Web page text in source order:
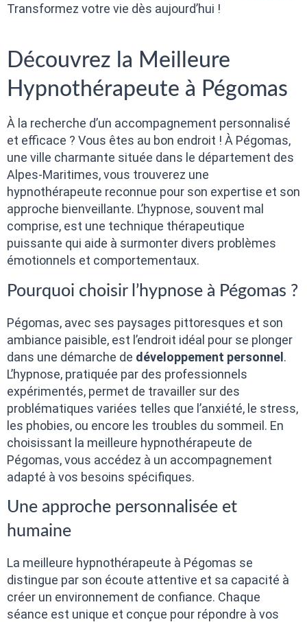
Transformez votre vie dès aujourd’hui !
Découvrez la Meilleure
Hypnothérapeute à Pégomas
À la recherche d’un accompagnement personnalisé
et efficace ? Vous êtes au bon endroit ! À Pégomas,
une ville charmante située dans le département des
Alpes-Maritimes, vous trouverez une
hypnothérapeute reconnue pour son expertise et son
approche bienveillante. L’hypnose, souvent mal
comprise, est une technique thérapeutique
puissante qui aide à surmonter divers problèmes
émotionnels et comportementaux.
Pourquoi choisir l’hypnose à Pégomas ?
Pégomas, avec ses paysages pittoresques et son
ambiance paisible, est l’endroit idéal pour se plonger
dans une démarche de développement personnel.
L’hypnose, pratiquée par des professionnels
expérimentés, permet de travailler sur des
problématiques variées telles que l’anxiété, le stress,
les phobies, ou encore les troubles du sommeil. En
choisissant la meilleure hypnothérapeute de
Pégomas, vous accédez à un accompagnement
adapté à vos besoins spécifiques.
Une approche personnalisée et
humaine
La meilleure hypnothérapeute à Pégomas se
distingue par son écoute attentive et sa capacité à
créer un environnement de confiance. Chaque
séance est unique et conçue pour répondre à vos